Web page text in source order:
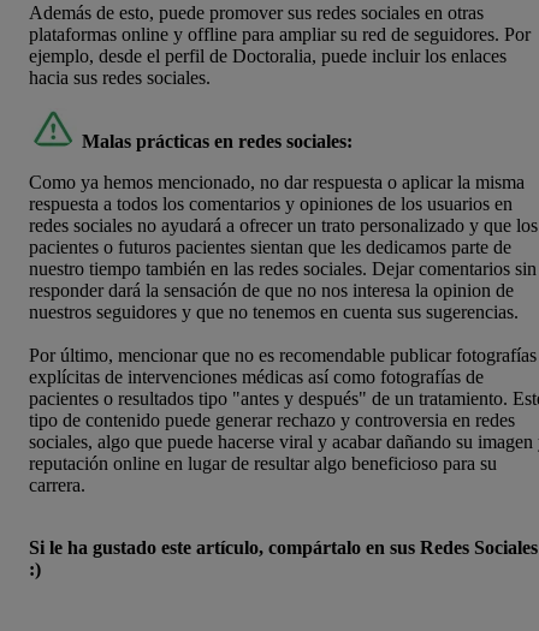
Además de esto, puede promover sus redes sociales en otras
plataformas online y offline para ampliar su red de seguidores. Por
ejemplo, desde el perfil de Doctoralia, puede incluir los enlaces
hacia sus redes sociales.
Malas prácticas en redes sociales:
Como ya hemos mencionado, no dar respuesta o aplicar la misma
respuesta a todos los comentarios y opiniones de los usuarios en
redes sociales no ayudará a ofrecer un trato personalizado y que los
pacientes o futuros pacientes sientan que les dedicamos parte de
nuestro tiempo también en las redes sociales. Dejar comentarios sin
responder dará la sensación de que no nos interesa la opinion de
nuestros seguidores y que no tenemos en cuenta sus sugerencias.
Por último, mencionar que no es recomendable publicar fotografías
explícitas de intervenciones médicas así como fotografías de
pacientes o resultados tipo "antes y después" de un tratamiento.
tipo de contenido puede generar rechazo y controversia en redes
sociales, algo que puede hacerse viral y acabar dañando su imagen
reputación online en lugar de resultar algo beneficioso para su
carrera.
Si le ha gustado este artículo, compártalo en sus Redes Sociales
:)